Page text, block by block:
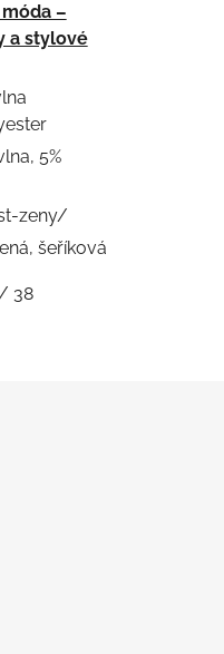
–
a stylové
5%
zeny/
šeříková
38